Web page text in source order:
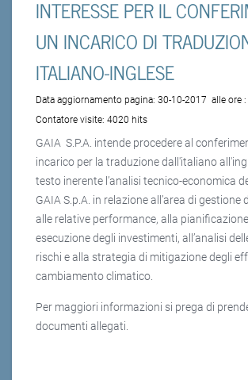
INTERESSE PER IL
UN INCARICO DI
ITALIANO-INGLESE
Data aggiornamento pagina: 30-10-2017 alle ore :
Contatore visite: 4020 hits
GAIA S.P.A. intende procedere al
incarico per la traduzione dall'italiano
testo inerente l’analisi tecnico-economica
GAIA S.p.A. in relazione all’area di gestione
alle relative performance, alla
esecuzione degli investimenti, all’analisi
rischi e alla strategia di mitigazione degli
cambiamento climatico.
Per maggiori informazioni si prega di
documenti allegati.